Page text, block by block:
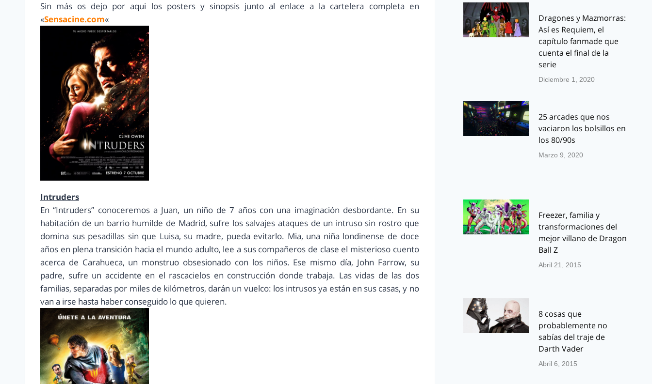
Sin más os dejo por aqui los posters y sinopsis junto al enlace a la cartelera completa en
«Sensacine.com«
Intruders
En “Intruders” conoceremos a Juan, un niño de 7 años con una imaginación desbordante. En su
habitación de un barrio humilde de Madrid, sufre los salvajes ataques de un intruso sin rostro que
domina sus pesadillas sin que Luisa, su madre, pueda evitarlo. Mia, una niña londinense de doce
años en plena transición hacia el mundo adulto, lee a sus compañeros de clase el misterioso cuento
acerca de Carahueca, un monstruo obsesionado con los niños. Ese mismo día, John Farrow, su
padre, sufre un accidente en el rascacielos en construcción donde trabaja. Las vidas de las dos
familias, separadas por miles de kilómetros, darán un vuelco: los intrusos ya están en sus casas, y no
van a irse hasta haber conseguido lo que quieren.
Dragones y Mazmorras:
Así es Requiem, el
capítulo fanmade que
cuenta el final de la
serie
Diciembre 1, 2020
25 arcades que nos
vaciaron los bolsillos en
los 80/90s
Marzo 9, 2020
Freezer, familia y
transformaciones del
mejor villano de Dragon
Ball Z
Abril 21, 2015
8 cosas que
probablemente no
sabías del traje de
Darth Vader
Abril 6, 2015